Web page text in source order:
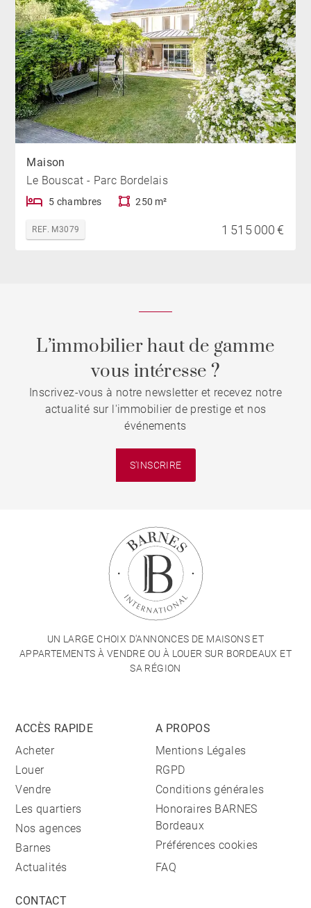
Maison
Le Bouscat - Parc Bordelais
5 chambres 250 m²
REF. M3079 1 515 000 €
L’immobilier haut de gamme
vous intéresse ?
Inscrivez-vous à notre newsletter et recevez notre
actualité sur l'immobilier de prestige et nos
événements
S'INSCRIRE
UN LARGE CHOIX D'ANNONCES DE MAISONS ET
APPARTEMENTS À VENDRE OU À LOUER SUR BORDEAUX ET
SA RÉGION
ACCÈS RAPIDE
Acheter
Louer
Vendre
Les quartiers
Nos agences
Barnes
Actualités
A PROPOS
Mentions Légales
RGPD
Conditions générales
Honoraires BARNES
Bordeaux
Préférences cookies
FAQ
CONTACT